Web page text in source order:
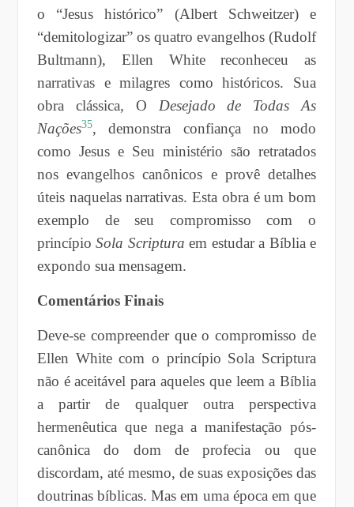
o “Jesus histórico” (Albert Schweitzer) e
“demitologizar” os quatro evangelhos (Rudolf
Bultmann), Ellen White reconheceu as
narrativas e milagres como históricos. Sua
obra clássica, O Desejado de Todas As
Nações35, demonstra confiança no modo
como Jesus e Seu ministério são retratados
nos evangelhos canônicos e provê detalhes
úteis naquelas narrativas. Esta obra é um bom
exemplo de seu compromisso com o
princípioSola Scriptura em estudar a Bíblia e
expondo sua mensagem.
Comentários Finais
Deve-se compreender que o compromisso de
Ellen White com o princípio Sola Scriptura
não é aceitável para aqueles que leem a Bíblia
a partir de qualquer outra perspectiva
hermenêutica que nega a manifestação pós-
canônica do dom de profecia ou que
discordam, até mesmo, de suas exposições das
doutrinas bíblicas. Mas em uma época em que